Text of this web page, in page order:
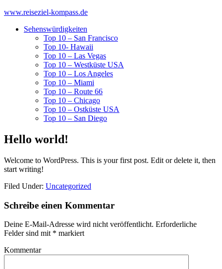
www.reiseziel-kompass.de
Sehenswürdigkeiten
Top 10 – San Francisco
Top 10- Hawaii
Top 10 – Las Vegas
Top 10 – Westküste USA
Top 10 – Los Angeles
Top 10 – Miami
Top 10 – Route 66
Top 10 – Chicago
Top 10 – Ostküste USA
Top 10 – San Diego
Hello world!
Welcome to WordPress. This is your first post. Edit or delete it, then
start writing!
Filed Under: Uncategorized
Schreibe einen Kommentar
Deine E-Mail-Adresse wird nicht veröffentlicht. Erforderliche
Felder sind mit * markiert
Kommentar